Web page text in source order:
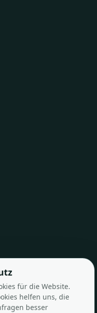
für die Website.
helfen uns, die
besser